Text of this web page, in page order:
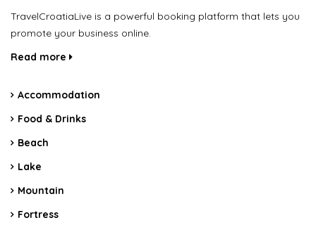
TravelCroatiaLive is a powerful booking platform that lets you
promote your business online.
Read more
Accommodation
Food & Drinks
Beach
Lake
Mountain
Fortress